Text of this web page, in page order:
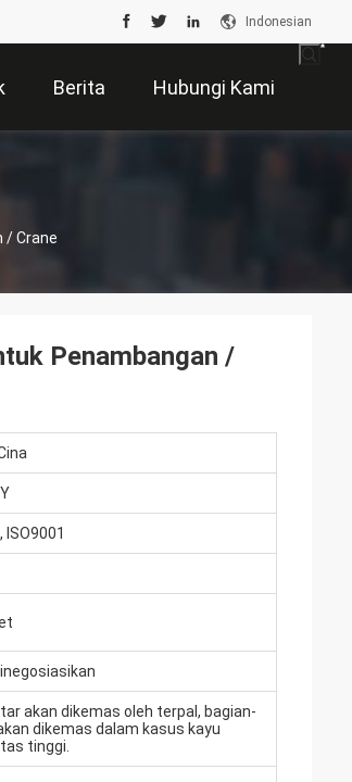
Indonesian
Berita Hubungi Kami
/ Crane
Penambangan /
ISO9001
akan dikemas oleh terpal, bagian-
dikemas dalam kasus kayu
tinggi.